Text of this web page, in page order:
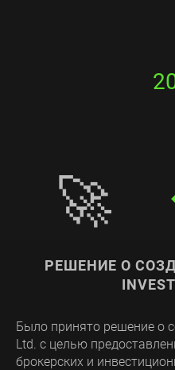
РЕШЕНИЕ О
Было принято решение о
Ltd. с целью
брокерских и
🚀